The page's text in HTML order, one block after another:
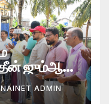
ஜும்ஆ
ADMIN